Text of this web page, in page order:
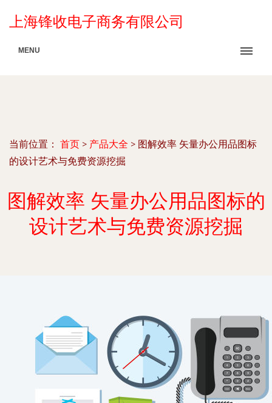
上海锋收电子商务有限公司
MENU
当前位置： 首页 > 产品大全 > 图解效率 矢量办公用品图标
的设计艺术与免费资源挖掘
图解效率 矢量办公用品图标的
设计艺术与免费资源挖掘